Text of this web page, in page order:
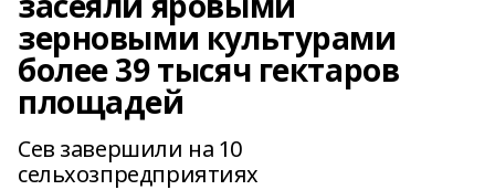
зерновыми культурами
более 39 тысяч гектаров
площадей
Сев завершили на 10
сельхозпредприятиях